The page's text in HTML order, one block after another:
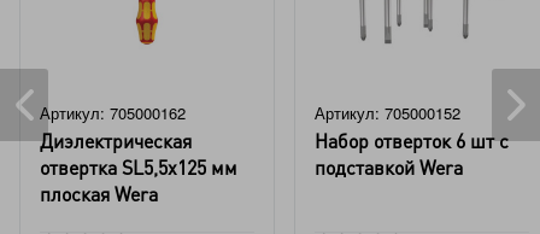
Артикул: 705000162
Диэлектрическая
отвертка SL5,5x125 мм
плоская Wera
Артикул: 705000152
Набор отверток 6 шт с
подставкой Wera